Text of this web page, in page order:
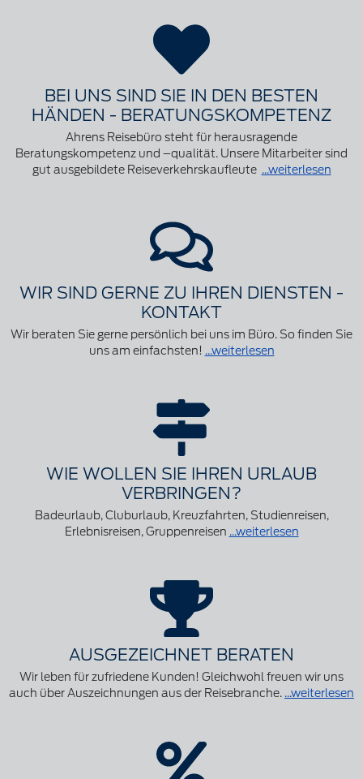
BEI UNS SIND SIE IN DEN BESTEN
HÄNDEN - BERATUNGSKOMPETENZ
Ahrens Reisebüro steht für herausragende
Beratungskompetenz und –qualität. Unsere Mitarbeiter sind
gut ausgebildete Reiseverkehrskaufleute ...weiterlesen
WIR SIND GERNE ZU IHREN DIENSTEN -
KONTAKT
Wir beraten Sie gerne persönlich bei uns im Büro. So finden Sie
uns am einfachsten! ...weiterlesen
WIE WOLLEN SIE IHREN URLAUB
VERBRINGEN?
Badeurlaub, Cluburlaub, Kreuzfahrten, Studienreisen,
Erlebnisreisen, Gruppenreisen ...weiterlesen
AUSGEZEICHNET BERATEN
Wir leben für zufriedene Kunden! Gleichwohl freuen wir uns
auch über Auszeichnungen aus der Reisebranche. ...weiterlesen